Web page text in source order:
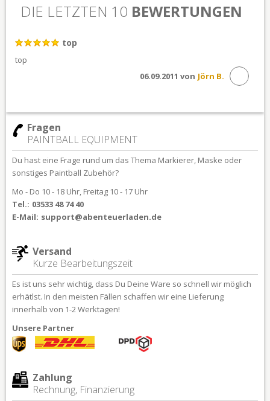
DIE LETZTEN 10 BEWERTUNGEN
top
top
Jörn B.
06.09.2011 von
Fragen
PAINTBALL EQUIPMENT
Du hast eine Frage rund um das Thema Markierer, Maske oder
sonstiges Paintball Zubehör?
Mo - Do 10 - 18 Uhr, Freitag 10 - 17 Uhr
Tel.: 03533 48 74 40
E-Mail: support@abenteuerladen.de
Versand
Kurze Bearbeitungszeit
Es ist uns sehr wichtig, dass Du Deine Ware so schnell wir möglich
erhätlst. In den meisten Fällen schaffen wir eine Lieferung
innerhalb von 1-2 Werktagen!
Unsere Partner
Zahlung
Rechnung, Finanzierung